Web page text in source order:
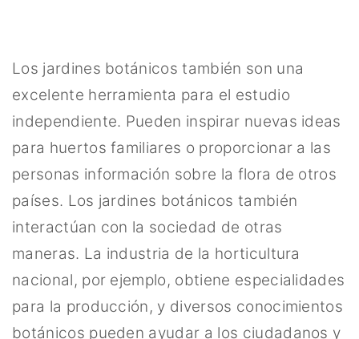
Los jardines botánicos también son una
excelente herramienta para el estudio
independiente. Pueden inspirar nuevas ideas
para huertos familiares o proporcionar a las
personas información sobre la flora de otros
países. Los jardines botánicos también
interactúan con la sociedad de otras
maneras. La industria de la horticultura
nacional, por ejemplo, obtiene especialidades
para la producción, y diversos conocimientos
botánicos pueden ayudar a los ciudadanos y